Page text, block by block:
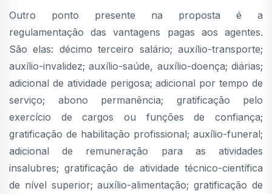
Outro ponto presente na proposta é a
regulamentação das vantagens pagas aos agentes.
São elas: décimo terceiro salário; auxílio-transporte;
auxílio-invalidez; auxílio-saúde, auxílio-doença; diárias;
adicional de atividade perigosa; adicional por tempo de
serviço; abono permanência; gratificação pelo
exercício de cargos ou funções de confiança;
gratificação de habilitação profissional; auxílio-funeral;
adicional de remuneração para as atividades
insalubres; gratificação de atividade técnico-científica
de nível superior; auxílio-alimentação; gratificação de